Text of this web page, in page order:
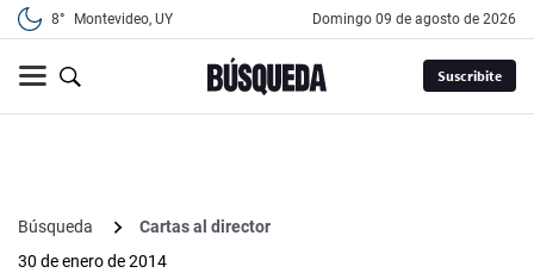
8° Montevideo, UY domingo 09 de agosto de 2026
Suscribite
Búsqueda
Cartas al director
30 de enero de 2014